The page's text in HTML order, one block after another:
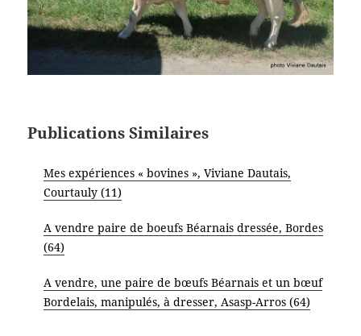
Publications Similaires
Mes expériences « bovines », Viviane Dautais,
Courtauly (11)
A vendre paire de boeufs Béarnais dressée, Bordes
(64)
A vendre, une paire de bœufs Béarnais et un bœuf
Bordelais, manipulés, à dresser, Asasp-Arros (64)